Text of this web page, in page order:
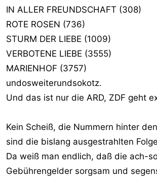
IN ALLER FREUNDSCHAFT (308)
ROTE ROSEN (736)
STURM DER LIEBE (1009)
VERBOTENE LIEBE (3555)
MARIENHOF (3757)
undosweiterundsokotz.
Und das ist nur die ARD, ZDF geht
Kein Scheiß, die Nummern hinter
sind die bislang ausgestrahlten
Da weiß man endlich, daß die ach-
Gebührengelder sorgsam und